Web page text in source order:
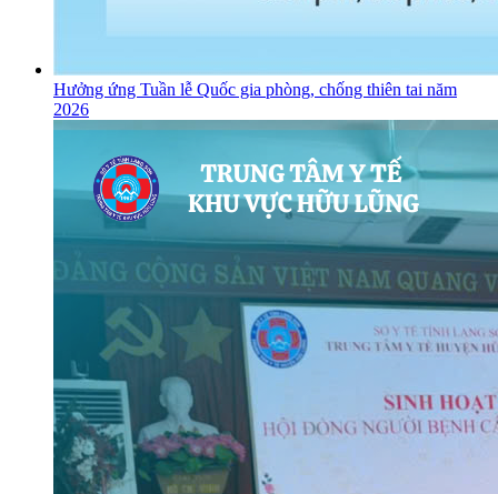
Hưởng ứng Tuần lễ Quốc gia phòng, chống thiên tai năm
2026